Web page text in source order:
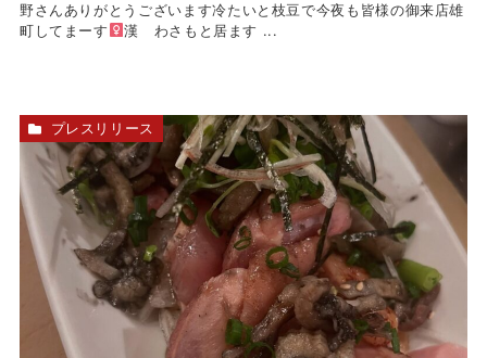
野さんありがとうございます冷たいと枝豆で今夜も皆様の御来店雄
町してまーす‍
漢 わさもと居ます ...
プレスリリース